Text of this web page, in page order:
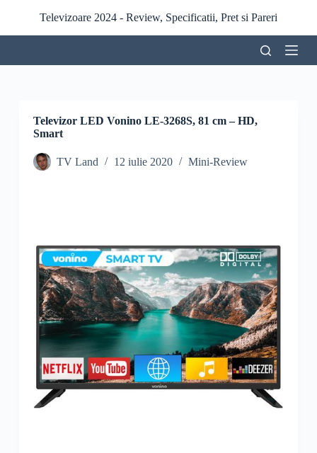
r
l
Televizoare 2024 - Review, Specificatii, Pret si Pareri
Televizor LED Vonino LE-3268S, 81 cm – HD,
Smart
TV Land 12 iulie 2020 Mini-Review